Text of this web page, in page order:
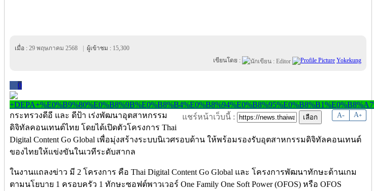
เมื่อ : 29 พฤษภาคม 2568 ผู้เข้าชม : 15,300
เขียนโดย :
Yokekung
0
A- A+
แชร์หน้าเว็บนี้ :
กระทรวงดีอี และ ดีป้า เร่งพัฒนาอุตสาหกรรม
ดิจิทัลคอนเทนต์ไทย โดยได้เปิดตัวโครงการ Thai
Digital Content Go Global เพื่อมุ่งสร้างระบบนิเวศรอบด้าน ให้พร้อมรองรับอุตสาหกรรมดิจิทัลคอนเทนต์
ของไทยให้แข่งขันในเวทีระดับสากล
ในงานแถลงข่าว มี 2 โครงการ คือ Thai Digital Content Go Global และ โครงการพัฒนาทักษะด้านเกม
ตามนโยบาย 1 ครอบครัว 1 ทักษะซอฟต์พาวเวอร์ One Family One Soft Power (OFOS) หรือ OFOS